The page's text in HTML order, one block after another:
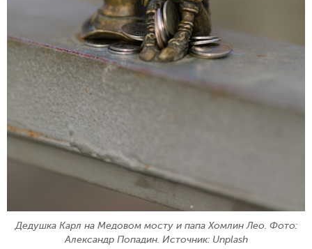
Дедушка Карл на Медовом мосту и папа Хомлин Лео. Фото:
Александр Попадин. Источник: Unplash